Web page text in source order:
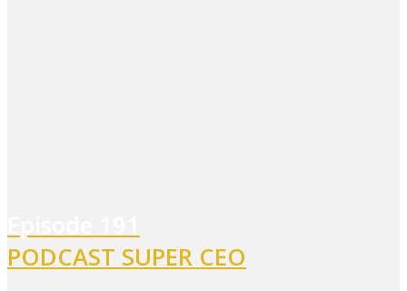
PODCAST SUPER CEO